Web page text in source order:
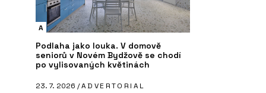
A
Podlaha jako louka. V domově
seniorů v Novém Bydžově se chodí
po vylisovaných květinách
23. 7. 2026 /ADVERTORIAL